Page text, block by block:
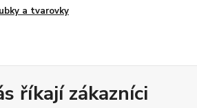
a tvarovky
říkají zákazníci